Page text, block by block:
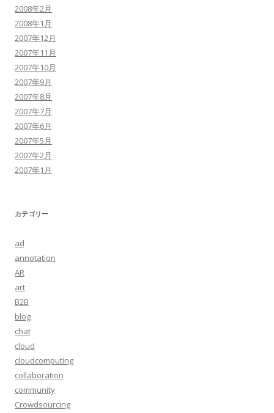
2008年2月
2008年1月
2007年12月
2007年11月
2007年10月
2007年9月
2007年8月
2007年7月
2007年6月
2007年5月
2007年2月
2007年1月
カテゴリー
ad
annotation
AR
art
B2B
blog
chat
cloud
cloudcomputing
collaboration
community
Crowdsourcing